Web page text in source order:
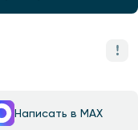
Написать в MAX